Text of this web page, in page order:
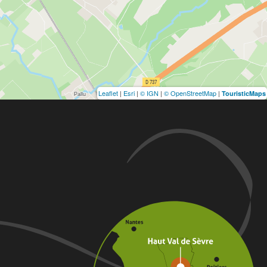
Leaflet | Esri | © IGN | © OpenStreetMap | TouristicMaps